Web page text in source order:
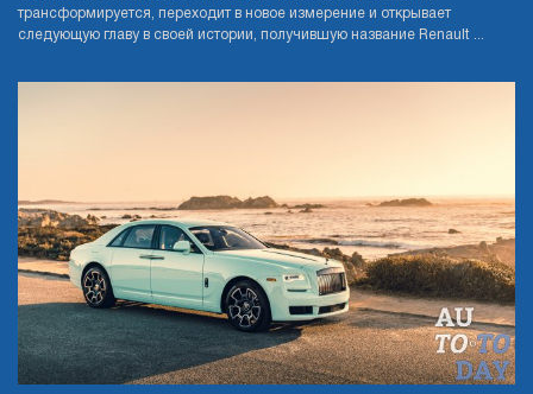
трансформируется, переходит в новое измерение и открывает
следующую главу в своей истории, получившую название Renault ...